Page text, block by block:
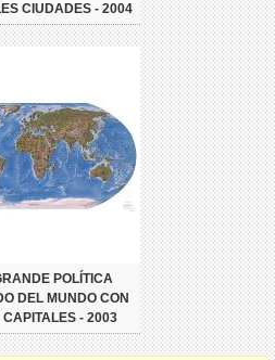
CIUDADES - 2004
POLÍTICA
DEL MUNDO CON
CAPITALES - 2003